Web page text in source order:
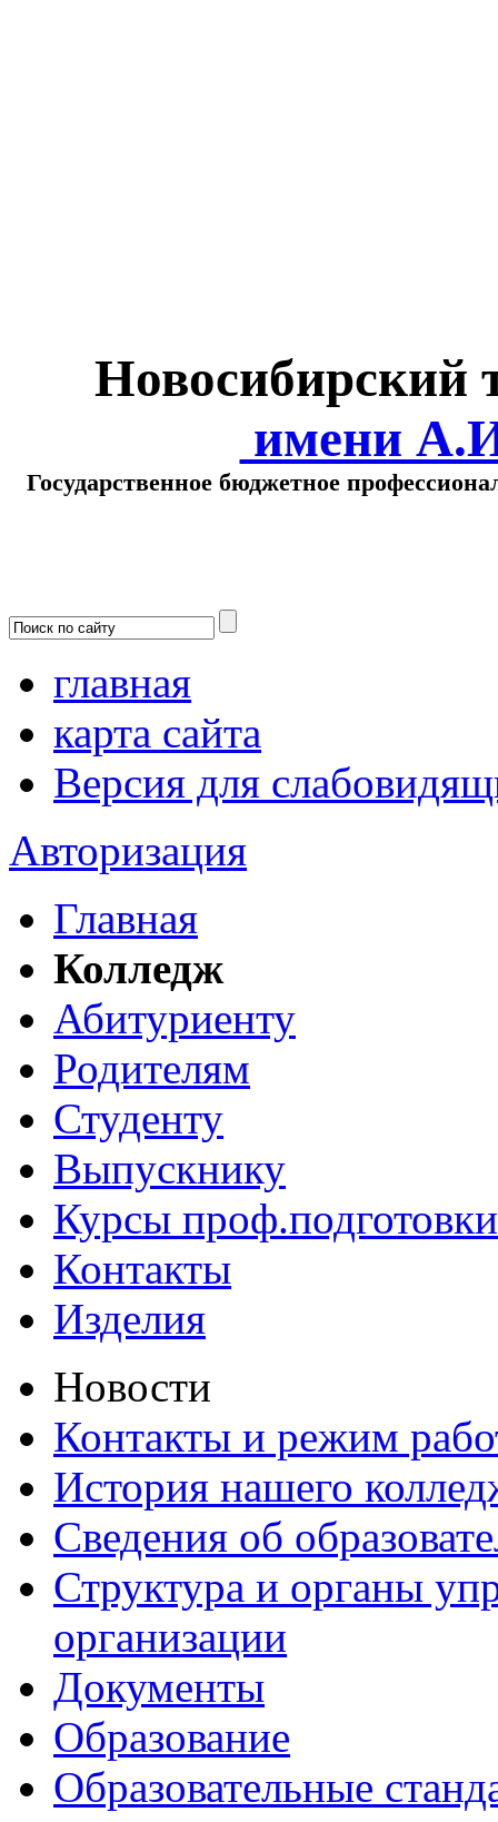
Новосибирский
имени
Государственное бюджетное
главная
карта сайта
Версия для
Авторизация
Главная
Колледж
Абитуриенту
Родителям
Студенту
Выпускнику
Курсы проф.подготовки
Контакты
Изделия
Новости
Контакты и режим
История нашего
Сведения об
Структура и органы
организации
Документы
Образование
Образовательные